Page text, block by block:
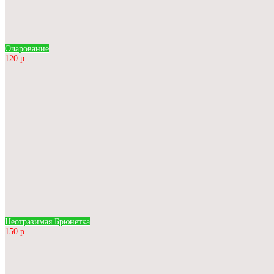
Очарование
120 р.
Неотразимая Брюнетка
150 р.